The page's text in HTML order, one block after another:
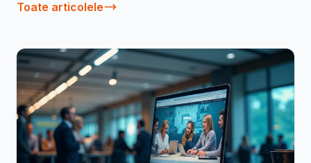
Toate articolele